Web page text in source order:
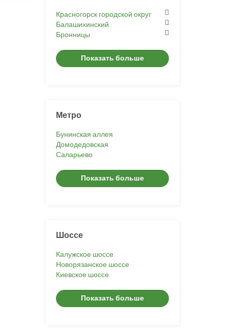
Красногорск городской округ
Балашихинский
Бронницы
Показать больше
Метро
Бунинская аллея
Домодедовская
Саларьево
Показать больше
Шоссе
Калужское шоссе
Новорязанское шоссе
Киевское шоссе
Показать больше